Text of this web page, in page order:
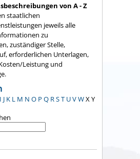
von A - Z
staatlichen
jeweils alle
zu
zuständiger Stelle,
erforderlichen Unterlagen,
Leistung und
I J K L M N O P Q RST UVWXY